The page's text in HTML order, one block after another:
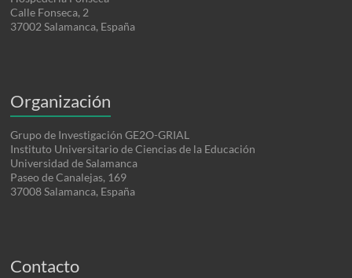
Calle Fonseca, 2
37002 Salamanca, España
Organización
Grupo de Investigación GE2O-GRIAL
Instituto Universitario de Ciencias de la Educación
Universidad de Salamanca
Paseo de Canalejas, 169
37008 Salamanca, España
Contacto